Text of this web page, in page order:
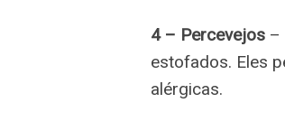
4 – Percevejos –
estofados. Eles
alérgicas.